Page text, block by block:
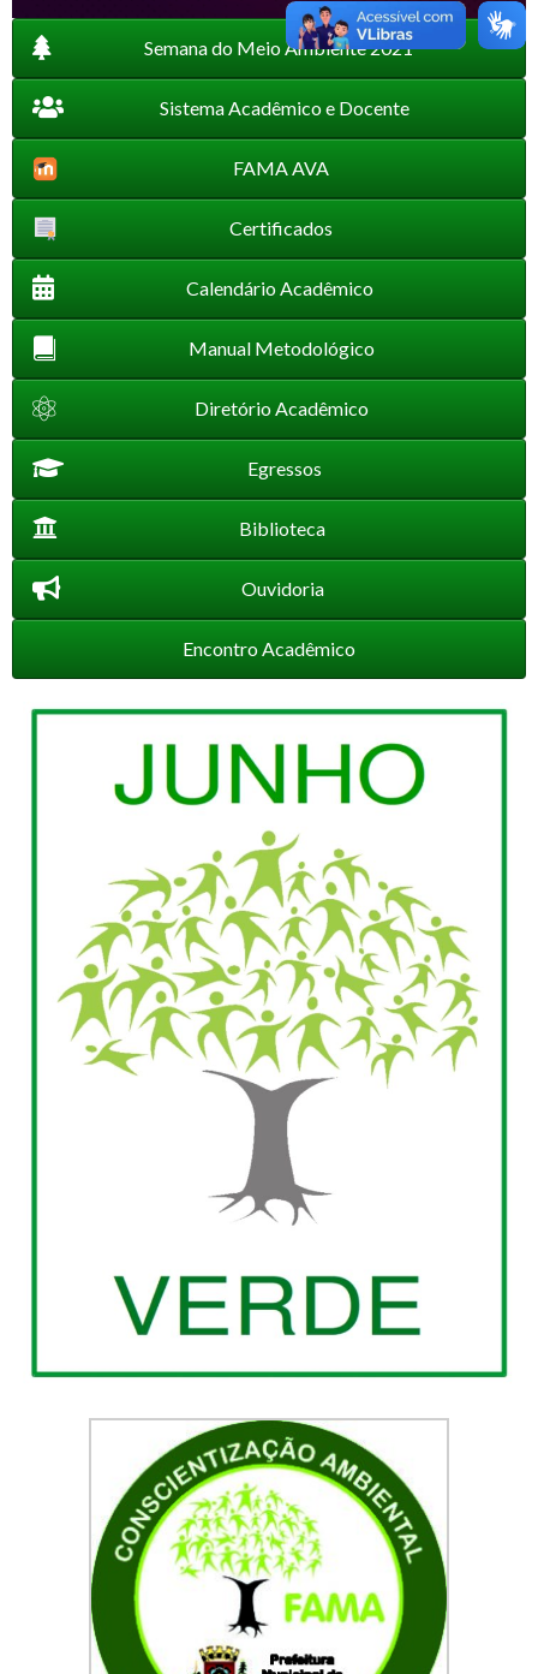
Semana do Meio Ambiente 2021
Sistema Acadêmico e Docente
FAMA AVA
Certificados
Calendário Acadêmico
Manual Metodológico
Diretório Acadêmico
Egressos
Biblioteca
Ouvidoria
Encontro Acadêmico